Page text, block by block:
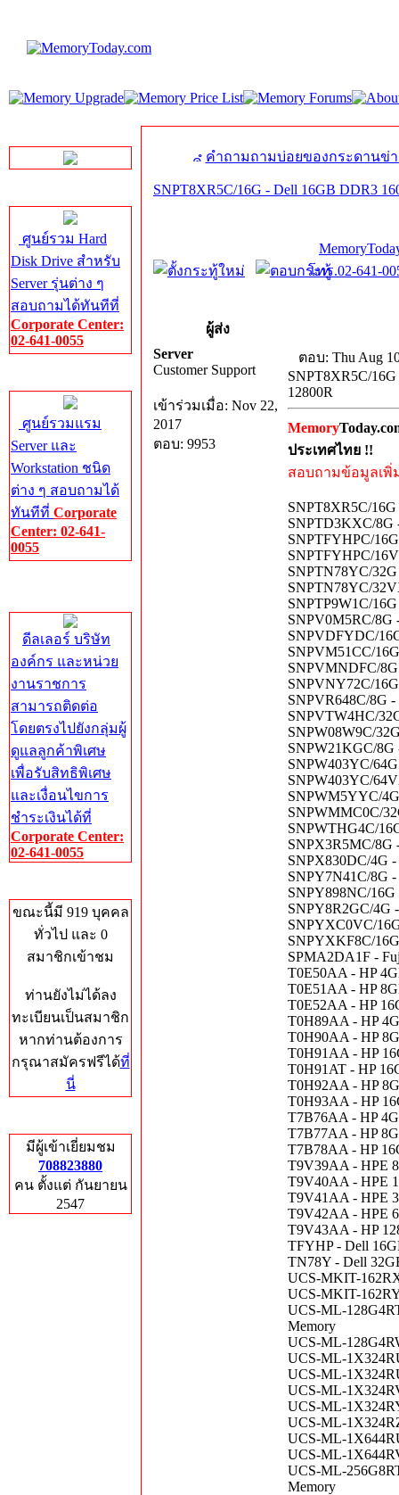
ศูนย์รวม Hard
Disk Drive สำหรับ
Server รุ่นต่าง ๆ
สอบถามได้ทันทีที่
Corporate Center:
02-641-0055
ศูนย์รวมแรม
Server และ
Workstation ชนิด
ต่าง ๆ สอบถามได้
ทันทีที่ Corporate
Center: 02-641-
0055
ดีลเลอร์ บริษัท
องค์กร และหน่วย
งานราชการ
สามารถติดต่อ
โดยตรงไปยังกลุ่มผู้
ดูแลลูกค้าพิเศษ
เพื่อรับสิทธิพิเศษ
และเงื่อนไขการ
ชำระเงินได้ที่
Corporate Center:
02-641-0055
ขณะนี้มี 919 บุคคล
ทั่วไป และ 0
สมาชิกเข้าชม
ท่านยังไม่ได้ลง
ทะเบียนเป็นสมาชิก
หากท่านต้องการ
กรุณาสมัครฟรีได้ที่
นี่
มีผู้เข้าเยี่ยมชม
708823880
คน ตั้งแต่ กันยายน
2547
คำถามถามบ่อยของกระดานข่
SNPT8XR5C/16G - Dell 16GB DDR3
โทร.02-641-
ผู้ส่ง
Server
Customer Support
เข้าร่วมเมื่อ: Nov 22,
2017
ตอบ: 9953
ตอบ: Thu Aug
SNPT8XR5C/
12800R
Memory
ประเทศไทย !!
สอบถามข้อมูลเพิ่
SNPT8XR5C/
SNPTD3KXC/8G
SNPTFYHPC/
SNPTFYHPC/
SNPTN78YC/
SNPTN78YC/
SNPTP9W1C/
SNPV0M5RC/8G
SNPVDFYDC/
SNPVM51CC/
SNPVMNDFC/
SNPVNY72C/
SNPVR648C/8G
SNPVTW4HC/
SNPW08W9C/
SNPW21KGC/
SNPW403YC/
SNPW403YC/
SNPWM5YYC/
SNPWMMC0C/
SNPWTHG4C/
SNPX3R5MC/8G
SNPX830DC/4G
SNPY7N41C/8G
SNPY898NC/
SNPY8R2GC/4G
SNPYXC0VC/
SNPYXKF8C/
SPMA2DA1F -
T0E50AA - HP
T0E51AA - HP
T0E52AA - HP
T0H89AA - HP
T0H90AA - HP
T0H91AA - HP
T0H91AT - HP
T0H92AA - HP
T0H93AA - HP
T7B76AA - HP
T7B77AA - HP
T7B78AA - HP
T9V39AA - HPE
T9V40AA - HPE
T9V41AA - HPE
T9V42AA - HPE
T9V43AA - HP
TFYHP - Dell
TN78Y - Dell
UCS-MKIT-
UCS-MKIT-
UCS-ML-
Memory
UCS-ML-
UCS-ML-
UCS-ML-
UCS-ML-
UCS-ML-
UCS-ML-
UCS-ML-
UCS-ML-
UCS-ML-
Memory